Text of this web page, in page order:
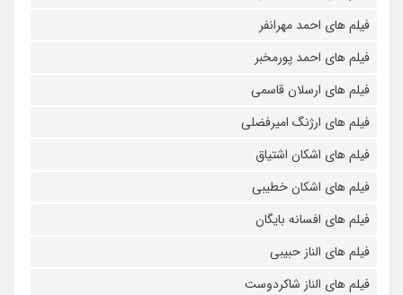
فیلم های احمد مهرانفر
فیلم های احمد پورمخبر
فیلم های ارسلان قاسمی
فیلم های ارژنگ امیرفضلی
فیلم های اشکان اشتیاق
فیلم های اشکان خطیبی
فیلم های افسانه بایگان
فیلم های الناز حبیبی
فیلم های الناز شاکردوست